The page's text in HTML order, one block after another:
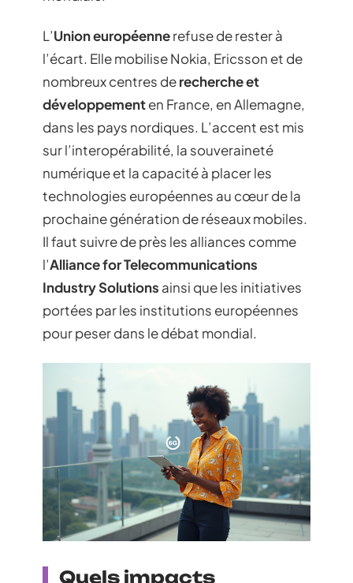
L’Union européennerefuse de rester à
l’écart. Elle mobilise Nokia, Ericsson et de
nombreux centres derecherche et
développementen France, en Allemagne,
dans les pays nordiques. L’accent est mis
sur l’interopérabilité, la souveraineté
numérique et la capacité à placer les
technologies européennes au cœur de la
prochaine génération de réseaux mobiles.
Il faut suivre de près les alliances comme
l’Alliance for Telecommunications
Industry Solutions ainsi que les initiatives
portées par les institutions européennes
pour peser dans le débat mondial.
Quels impacts